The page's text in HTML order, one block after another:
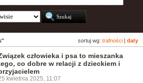
sortuj wg: trafności daty
człowieka i psa to mieszanka
co dobre w relacji z dzieckiem i
kwietnia 2025, 11:07